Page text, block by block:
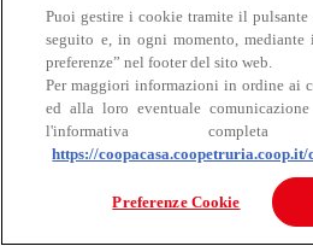
Bovino
Puoi gestire i cookie tramite il pulsante
seguito e, in ogni momento,
preferenze” nel footer del sito web.
Per maggiori informazioni in ordine ai
ed alla loro eventuale
l'informativa
https://
Preferenze Cookie